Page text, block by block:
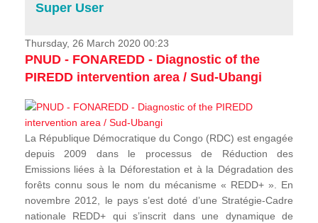
Projects
News & Stories
Super User
Thursday, 26 March 2020 00:23
PNUD - FONAREDD - Diagnostic of the
PIREDD intervention area / Sud-Ubangi
La République Démocratique du Congo (RDC) est engagée
depuis 2009 dans le processus de Réduction des
Emissions liées à la Déforestation et à la Dégradation des
forêts connu sous le nom du mécanisme « REDD+ ». En
novembre 2012, le pays s’est doté d’une Stratégie-Cadre
nationale REDD+ qui s’inscrit dans une dynamique de